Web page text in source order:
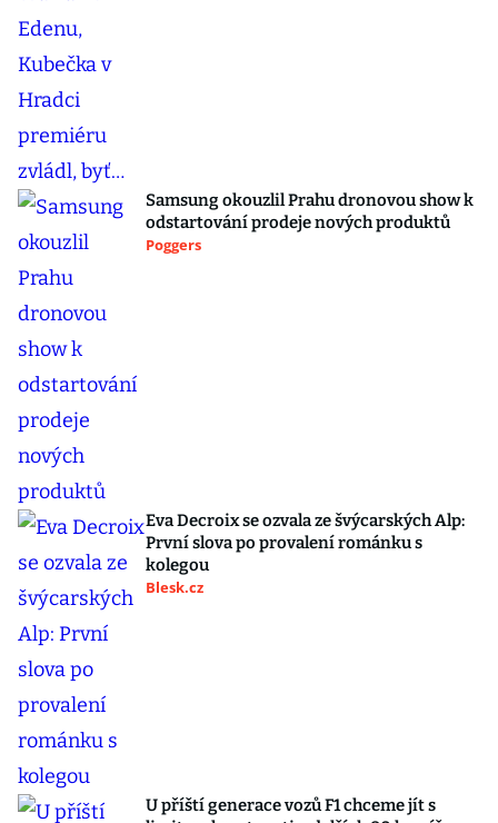
Samsung okouzlil Prahu dronovou show k
odstartování prodeje nových produktů
Poggers
Eva Decroix se ozvala ze švýcarských Alp:
První slova po provalení románku s
kolegou
Blesk.cz
U příští generace vozů F1 chceme jít s